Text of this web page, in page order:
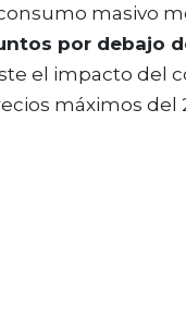
masivo
por debajo
el impacto del
máximos del